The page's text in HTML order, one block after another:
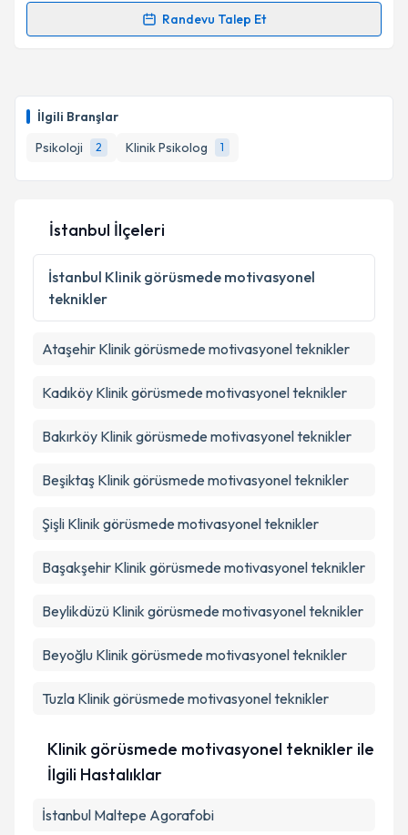
İlgili Branşlar
Psikoloji
2 Klinik Psikolog 1
Kişisel verilerimin işlenmesine ilişkin
Metni'ni okudum ve kişisel verilerimin belirtilen
Randevu Talep Et
Randevu Takvimi Talebi
takvim hazırlandığında e-posta ile bilgilendireceğiz.
E-posta Adresiniz
Kişisel verilerimin işlenmesine ilişkinAydınlatma
Metni'ni okudum ve kişisel verilerimin belirtilen
kapsamda işlenmesini kabul ediyorum.
Takvim Talebini Gönder
İstanbul İlçeleri
İstanbul Klinik görüsmede motivasyonel
teknikler
Ataşehir Klinik görüsmede motivasyonel teknikler
Kadıköy Klinik görüsmede motivasyonel teknikler
Bakırköy Klinik görüsmede motivasyonel teknikler
Beşiktaş Klinik görüsmede motivasyonel teknikler
Şişli Klinik görüsmede motivasyonel teknikler
Başakşehir Klinik görüsmede motivasyonel teknikler
Beylikdüzü Klinik görüsmede motivasyonel teknikler
Beyoğlu Klinik görüsmede motivasyonel teknikler
Tuzla Klinik görüsmede motivasyonel teknikler
Klinik görüsmede motivasyonel teknikler ile
İlgili Hastalıklar
İstanbul Maltepe Agorafobi